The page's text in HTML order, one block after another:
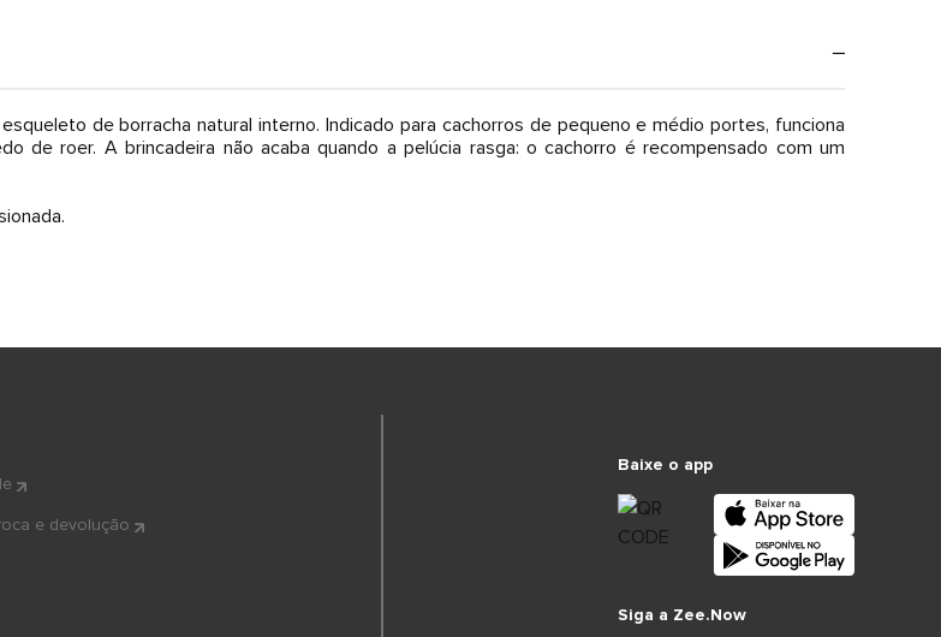
de borracha natural interno. Indicado para cachorros de pequeno e médio portes, funciona
de roer. A brincadeira não acaba quando a pelúcia rasga: o cachorro é recompensado com um
e devolução
Baixe o app
Siga a Zee.Now